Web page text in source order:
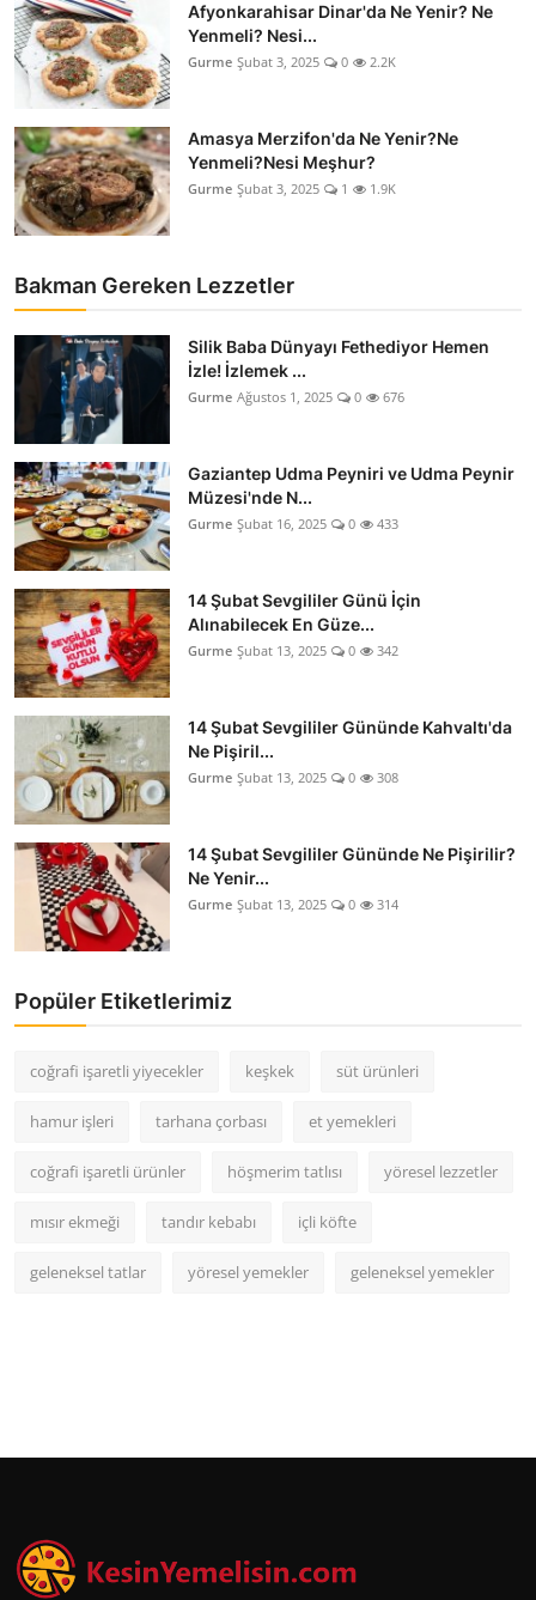
Afyonkarahisar Dinar'da Ne Yenir? Ne
Yenmeli? Nesi...
Gurme Şubat 3, 2025 0 2.2K
Amasya Merzifon'da Ne Yenir?Ne
Yenmeli?Nesi Meşhur?
Gurme Şubat 3, 2025 1 1.9K
Bakman Gereken Lezzetler
Silik Baba Dünyayı Fethediyor Hemen
İzle! İzlemek ...
Gurme Ağustos 1, 2025 0 676
Gaziantep Udma Peyniri ve Udma Peynir
Müzesi'nde N...
Gurme Şubat 16, 2025 0 433
14 Şubat Sevgililer Günü İçin
Alınabilecek En Güze...
Gurme Şubat 13, 2025 0 342
14 Şubat Sevgililer Gününde Kahvaltı'da
Ne Pişiril...
Gurme Şubat 13, 2025 0 308
14 Şubat Sevgililer Gününde Ne Pişirilir?
Ne Yenir...
Gurme Şubat 13, 2025 0 314
Popüler Etiketlerimiz
coğrafi işaretli yiyecekler keşkek süt ürünleri
hamur işleri tarhana çorbası et yemekleri
coğrafi işaretli ürünler höşmerim tatlısı yöresel lezzetler
mısır ekmeği tandır kebabı içli köfte
geleneksel tatlar yöresel yemekler geleneksel yemekler